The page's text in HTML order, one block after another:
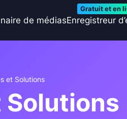
de médiasEnregistreur
Gratuit et en
et Solutions